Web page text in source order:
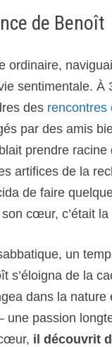
de Benoît
ordinaire,
sentimentale. À
des rencontres
par des amis
prendre
artifices de la
de faire
cœur, c’était la
un
s’éloigna de la
dans la nature
une passion
il découvrit